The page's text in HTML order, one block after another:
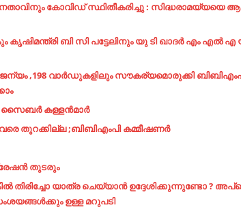
കോവിഡ് സ്ഥിതീകരിച്ചു : സിദ്ധരാമയ്യയെ
ബി സി പട്ടേലിനും യു ടി ഖാദർ എം എൽ
,198 വാർഡുകളിലും സൗകര്യമൊരുക്കി
സൈബര്‍ കള്ളന്‍മാര്‍
തുറക്കില്ല ;ബിബിഎംപി കമ്മീഷണർ
തുടരും
തിരിച്ചോ യാത്ര ചെയ്യാൻ ഉദ്ദേശിക്കുന്നുണ്ടോ ?
ഉള്ള മറുപടി